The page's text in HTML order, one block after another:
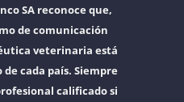
SA reconoce que,
de comunicación
veterinaria está
cada país. Siempre
calificado si